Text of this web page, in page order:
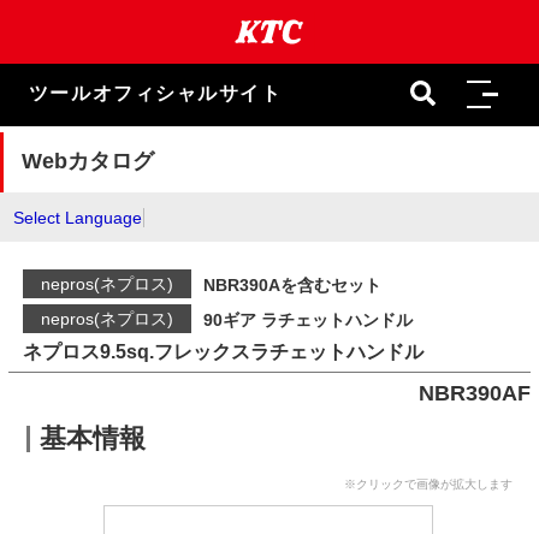
ま
キ
ツールオフィシャルサイト
Webカタログ
Select Language
nepros(ネプロス)
NBR390Aを含むセット
nepros(ネプロス)
90ギア ラチェットハンドル
ネプロス9.5sq.フレックスラチェットハンドル
NBR390AF
基本情報
※クリックで画像が拡大します